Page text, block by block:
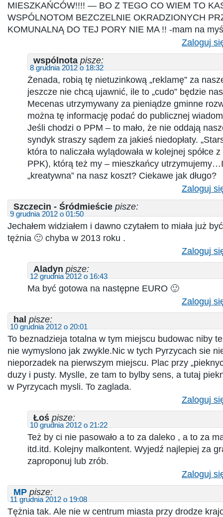
MIESZKAŃCÓW!!!! — BO Z TEGO CO WIEM TO
WSPÓLNOTOM BEZCZELNIE OKRADZIONYCH
KOMUNALNĄ DO TEJ PORY NIE MA !! -mam na
Zaloguj
wspólnota pisze:
8 grudnia 2012 o 18:32
Żenada, robią tę nietuzinkową „reklamę” za
jeszcze nie chcą ujawnić, ile to „cudo” będzie
Mecenas utrzymywany za pieniądze gminne
można tę informację podać do publicznej
Jeśli chodzi o PPM – to mało, że nie oddają
syndyk straszy sądem za jakieś niedopłaty.
która to naliczała wylądowała w kolejnej spółce
PPK), którą też my – mieszkańcy
„kreatywna” na nasz koszt? Ciekawe jak długo?
Zaloguj
Szczecin - Śródmieście pisze:
9 grudnia 2012 o 01:50
Jechałem widziałem i dawno czytałem to miała już
tężnia 🙂 chyba w 2013 roku .
Zaloguj
Aladyn pisze:
12 grudnia 2012 o 16:43
Ma być gotowa na następne EURO 🙂
Zaloguj
hal pisze:
10 grudnia 2012 o 20:01
To beznadzieja totalna w tym miejscu budowac niby
nie wymyslono jak zwykle.Nic w tych Pyrzycach sie
nieporzadek na pierwszym miejscu. Plac przy
duzy i pusty. Myslle, ze tam to bylby sens, a tutaj
w Pyrzycach mysli. To zaglada.
Zaloguj
Łoś pisze:
10 grudnia 2012 o 21:22
Też by ci nie pasowało a to za daleko , a to za
itd.itd. Kolejny malkontent. Wyjedź najlepiej za
zaproponuj lub zrób.
Zaloguj
MP pisze:
11 grudnia 2012 o 19:08
Tężnia tak. Ale nie w centrum miasta przy drodze